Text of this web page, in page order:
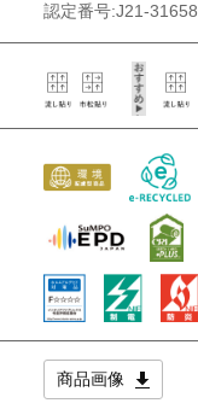
認定番号:J21-31658
商品画像